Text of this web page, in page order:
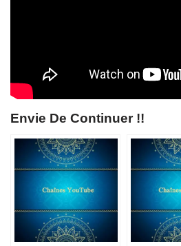
Envie De Continuer !!